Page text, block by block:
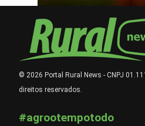
© 2026 Portal Rural News - CNPJ
direitos reservados.
#agrootempotodo